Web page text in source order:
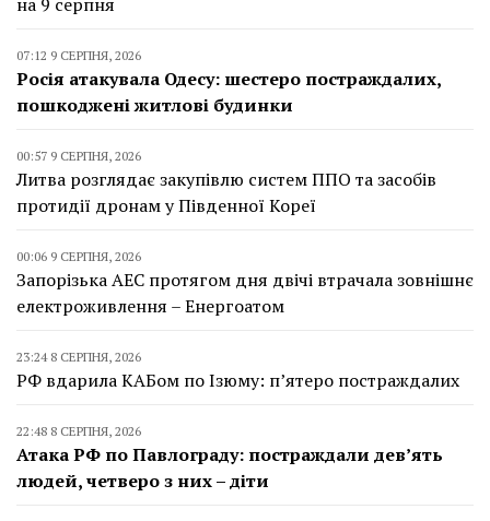
07:12 9 СЕРПНЯ, 2026
Росія атакувала Одесу: шестеро постраждалих,
пошкоджені житлові будинки
00:57 9 СЕРПНЯ, 2026
Литва розглядає закупівлю систем ППО та засобів
протидії дронам у Південної Кореї
00:06 9 СЕРПНЯ, 2026
Запорізька АЕС протягом дня двічі втрачала зовнішнє
електроживлення – Енергоатом
23:24 8 СЕРПНЯ, 2026
РФ вдарила КАБом по Ізюму: п’ятеро постраждалих
22:48 8 СЕРПНЯ, 2026
Атака РФ по Павлограду: постраждали дев’ять
людей, четверо з них – діти